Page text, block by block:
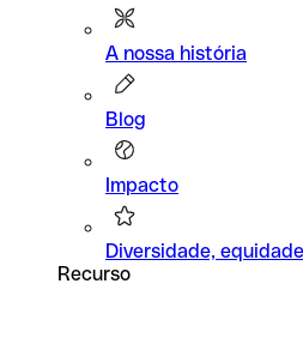
A nossa história
Blog
Impacto
Diversidade,
Recurso